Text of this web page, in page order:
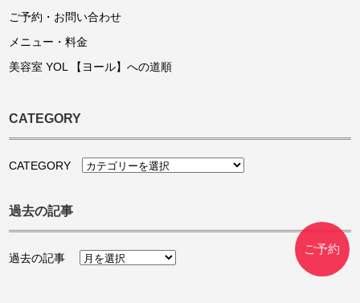
ご予約・お問い合わせ
メニュー・料金
美容室 YOL 【ヨール】への道順
CATEGORY
CATEGORY
過去の記事
過去の記事
ご予約